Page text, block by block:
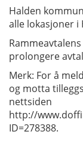
Halden
alle lokasjoner i
prolongere
Merk: For å
og motta
nettsiden
http://
ID=278388.